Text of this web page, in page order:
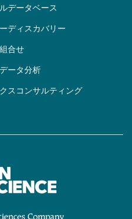
データベース
ディスカバリー
合せ
ータ分析
スコンサルティング